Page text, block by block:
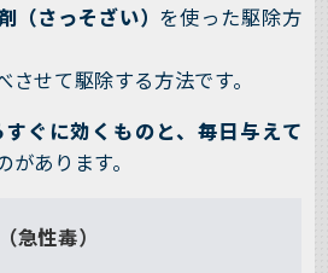
（さっそざい） を使った駆除方
せて駆除する方法です。
ぐに効くものと、毎日与えて
があります。
急性毒）